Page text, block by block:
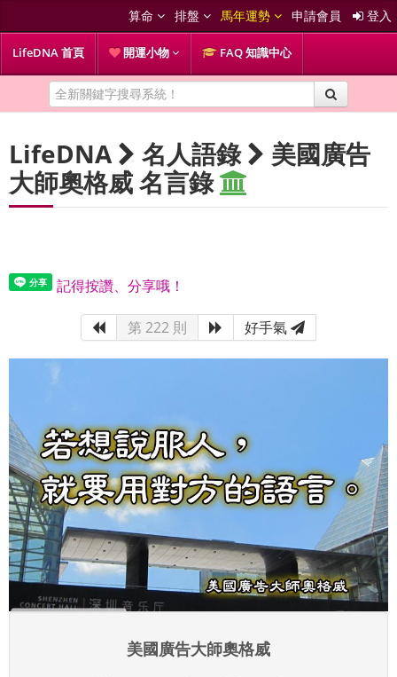
算命 排盤 馬年運勢 申請會員 登入
LifeDNA 首頁 開運小物 FAQ 知識中心
LifeDNA 名人語錄
美國廣告
大師奧格威 名言錄
記得按讚、分享哦！
第 222 則 好手氣
美國廣告大師奧格威